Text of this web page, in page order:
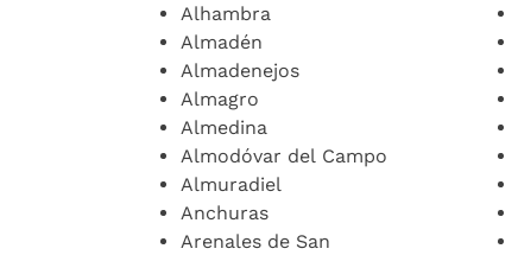
Alhambra
Almadén
Almadenejos
Almagro
Almedina
Almodóvar del Campo
Almuradiel
Anchuras
Arenales de San